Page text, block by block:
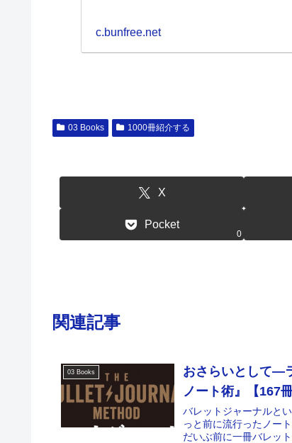
c.bunfree.net
03 Books 1000冊紹介する
X
Pocket
0
関連記事
03 Books
おさらいとして―
ノート術』【167冊
バレットジャーナルと
っと前に流行ったノー
だいぶ前に一冊バレッ